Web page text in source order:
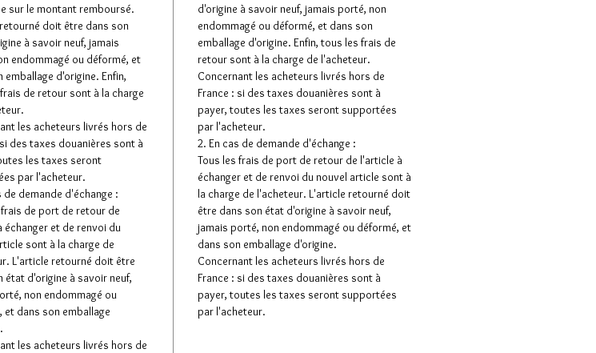
sur le montant remboursé.
doit être dans son
à savoir neuf, jamais
endommagé ou déformé, et
emballage d'origine. Enfin,
de retour sont à la charge
les acheteurs livrés hors de
des taxes douanières sont à
les taxes seront
par l'acheteur.
de demande d'échange :
de port de retour de
échanger et de renvoi du
sont à la charge de
L'article retourné doit être
état d'origine à savoir neuf,
non endommagé ou
et dans son emballage
les acheteurs livrés hors de
d'origine à savoir neuf, jamais porté, non
endommagé ou déformé, et dans son
emballage d'origine. Enfin, tous les frais de
retour sont à la charge de l'acheteur.
Concernant les acheteurs livrés hors de
France : si des taxes douanières sont à
payer, toutes les taxes seront supportées
par l'acheteur.
2. En cas de demande d'échange :
Tous les frais de port de retour de l'article à
échanger et de renvoi du nouvel article sont à
la charge de l'acheteur. L'article retourné doit
être dans son état d'origine à savoir neuf,
jamais porté, non endommagé ou déformé, et
dans son emballage d'origine.
Concernant les acheteurs livrés hors de
France : si des taxes douanières sont à
payer, toutes les taxes seront supportées
par l'acheteur.